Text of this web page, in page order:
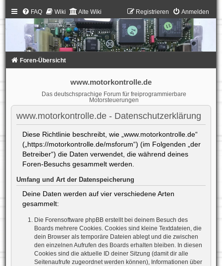
FAQ Wiki Alte Wiki Anmelden
Registrieren
Foren-Übersicht
www.motorkontrolle.de
Das deutschsprachige Forum für freiprogrammierbare
Motorsteuerungen
www.motorkontrolle.de - Datenschutzerklärung
Diese Richtlinie beschreibt, wie „www.motorkontrolle.de“
(„https://motorkontrolle.de/msforum“) (im Folgenden „der
Betreiber“) die Daten verwendet, die während deines
Foren-Besuchs gesammelt werden.
Umfang und Art der Datenspeicherung
Deine Daten werden auf vier verschiedene Arten
gesammelt:
Die Forensoftware phpBB erstellt bei deinem Besuch des
Boards mehrere Cookies. Cookies sind kleine Textdateien, die
dein Browser als temporäre Dateien ablegt und die zwischen
den einzelnen Aufrufen des Boards erhalten bleiben. In diesen
Cookies sind die aktuelle ID deiner Sitzung (damit dir alle
Seitenaufrufe zugeordnet werden können), Informationen über